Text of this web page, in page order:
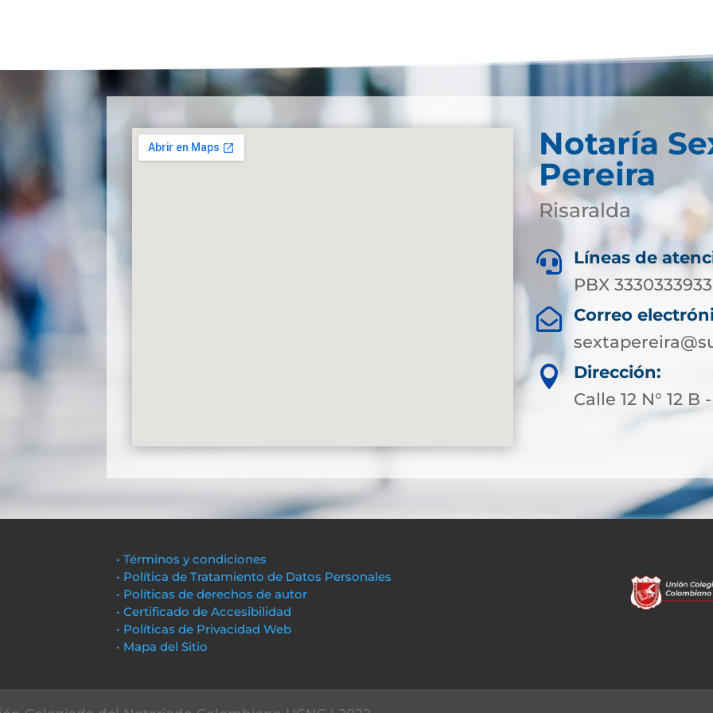
Notaría
Pereira
Risaralda

Líneas de
PBX

Correo

Dirección:
Calle 12 N° 12 B
• Términos y condiciones
• Política de Tratamiento de Datos Personales
• Políticas de derechos de autor
• Certificado de Accesibilidad
• Políticas de Privacidad Web
• Mapa del Sitio